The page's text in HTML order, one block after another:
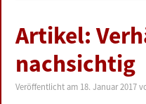
PRESSE
ZUR PERSON
Artikel:
nachsichtig
Veröffentlicht am 18. Januar 2017